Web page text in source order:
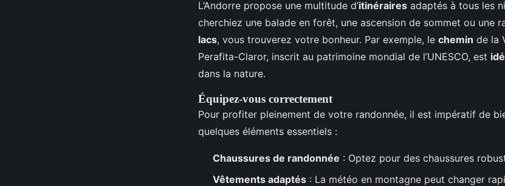
L’Andorre propose une multitude d’itinéraires adaptés à tous les
cherchiez une balade en forêt, une ascension de sommet ou une
lacs, vous trouverez votre bonheur. Par exemple, le chemin de la
Perafita-Claror, inscrit au patrimoine mondial de l’UNESCO, est
dans la nature.
Équipez-vous correctement
Pour profiter pleinement de votre randonnée, il est impératif de
quelques éléments essentiels :
Chaussures de randonnée : Optez pour des chaussures
Vêtements adaptés : La météo en montagne peut changer